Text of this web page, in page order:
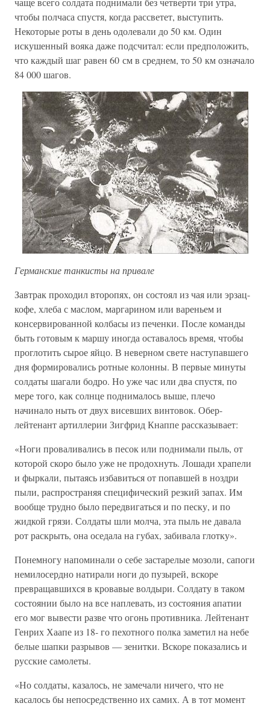
чтобы полчаса спустя, когда рассветет, выступить.
Некоторые роты в день одолевали до 50 км. Один
искушенный вояка даже подсчитал: если предположить,
что каждый шаг равен 60 см в среднем, то 50 км означало
84 000 шагов.
Германские танкисты на привале
Завтрак проходил второпях, он состоял из чая или эрзац-
кофе, хлеба с маслом, маргарином или вареньем и
консервированной колбасы из печенки. После команды
быть готовым к маршу иногда оставалось время, чтобы
проглотить сырое яйцо. В неверном свете наступавшего
дня формировались ротные колонны. В первые минуты
солдаты шагали бодро. Но уже час или два спустя, по
мере того, как солнце поднималось выше, плечо
начинало ныть от двух висевших винтовок. Обер-
лейтенант артиллерии Зигфрид Кнаппе рассказывает:
«Ноги проваливались в песок или поднимали пыль, от
которой скоро было уже не продохнуть. Лошади храпели
и фыркали, пытаясь избавиться от попавшей в ноздри
пыли, распространяя специфический резкий запах. Им
вообще трудно было передвигаться и по песку, и по
жидкой грязи. Солдаты шли молча, эта пыль не давала
рот раскрыть, она оседала на губах, забивала глотку».
Понемногу напоминали о себе застарелые мозоли, сапоги
немилосердно натирали ноги до пузырей, вскоре
превращавшихся в кровавые волдыри. Солдату в таком
состоянии было на все наплевать, из состояния апатии
его мог вывести разве что огонь противника. Лейтенант
Генрих Хаапе из 18- го пехотного полка заметил на небе
белые шапки разрывов — зенитки. Вскоре показались и
русские самолеты.
«Но солдаты, казалось, не замечали ничего, что не
касалось бы непосредственно их самих. А в тот момент